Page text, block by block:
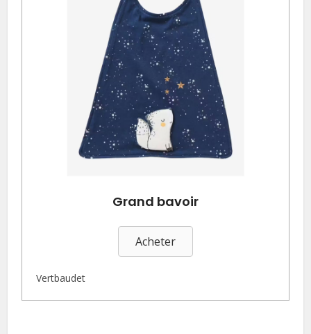
Grand bavoir
Acheter
Vertbaudet